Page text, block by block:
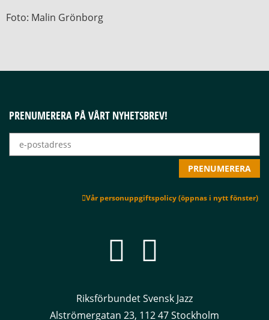
Foto: Malin Grönborg
PRENUMERERA PÅ VÅRT NYHETSBREV!
Vår personuppgiftspolicy (öppnas i nytt fönster)
Riksförbundet Svensk Jazz
Alströmergatan 23, 112 47 Stockholm